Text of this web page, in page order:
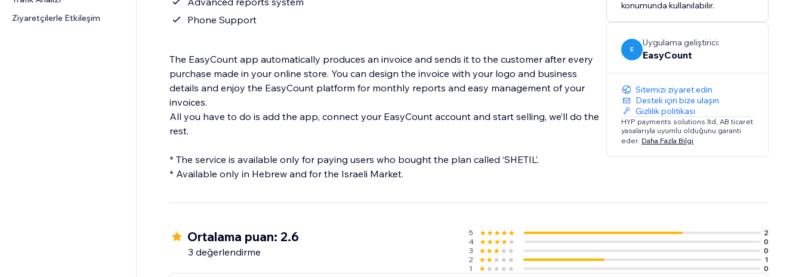
Ziyaretçilerle Etkileşim
Phone Support
The EasyCount app automatically produces an invoice and sends it to the customer after every
purchase made in your online store. You can design the invoice with your logo and business
details and enjoy the EasyCount platform for monthly reports and easy management of your
invoices.
All you have to do is add the app, connect your EasyCount account and start selling, we’ll do the
rest.
* The service is available only for paying users who bought the plan called ‘SHETIL’.
* Available only in Hebrew and for the Israeli Market.
konumunda kullanılabilir.
E
Uygulama geliştirici:
EasyCount
Sitemizi ziyaret edin
Destek için bize ulaşın
Gizlilik politikası
HYP payments solutions ltd, AB ticaret
yasalarıyla uyumlu olduğunu garanti
eder. Daha Fazla Bilgi
Ortalama puan: 2.6
3 değerlendirme
5
2
4
0
3
0
2
1
1
0